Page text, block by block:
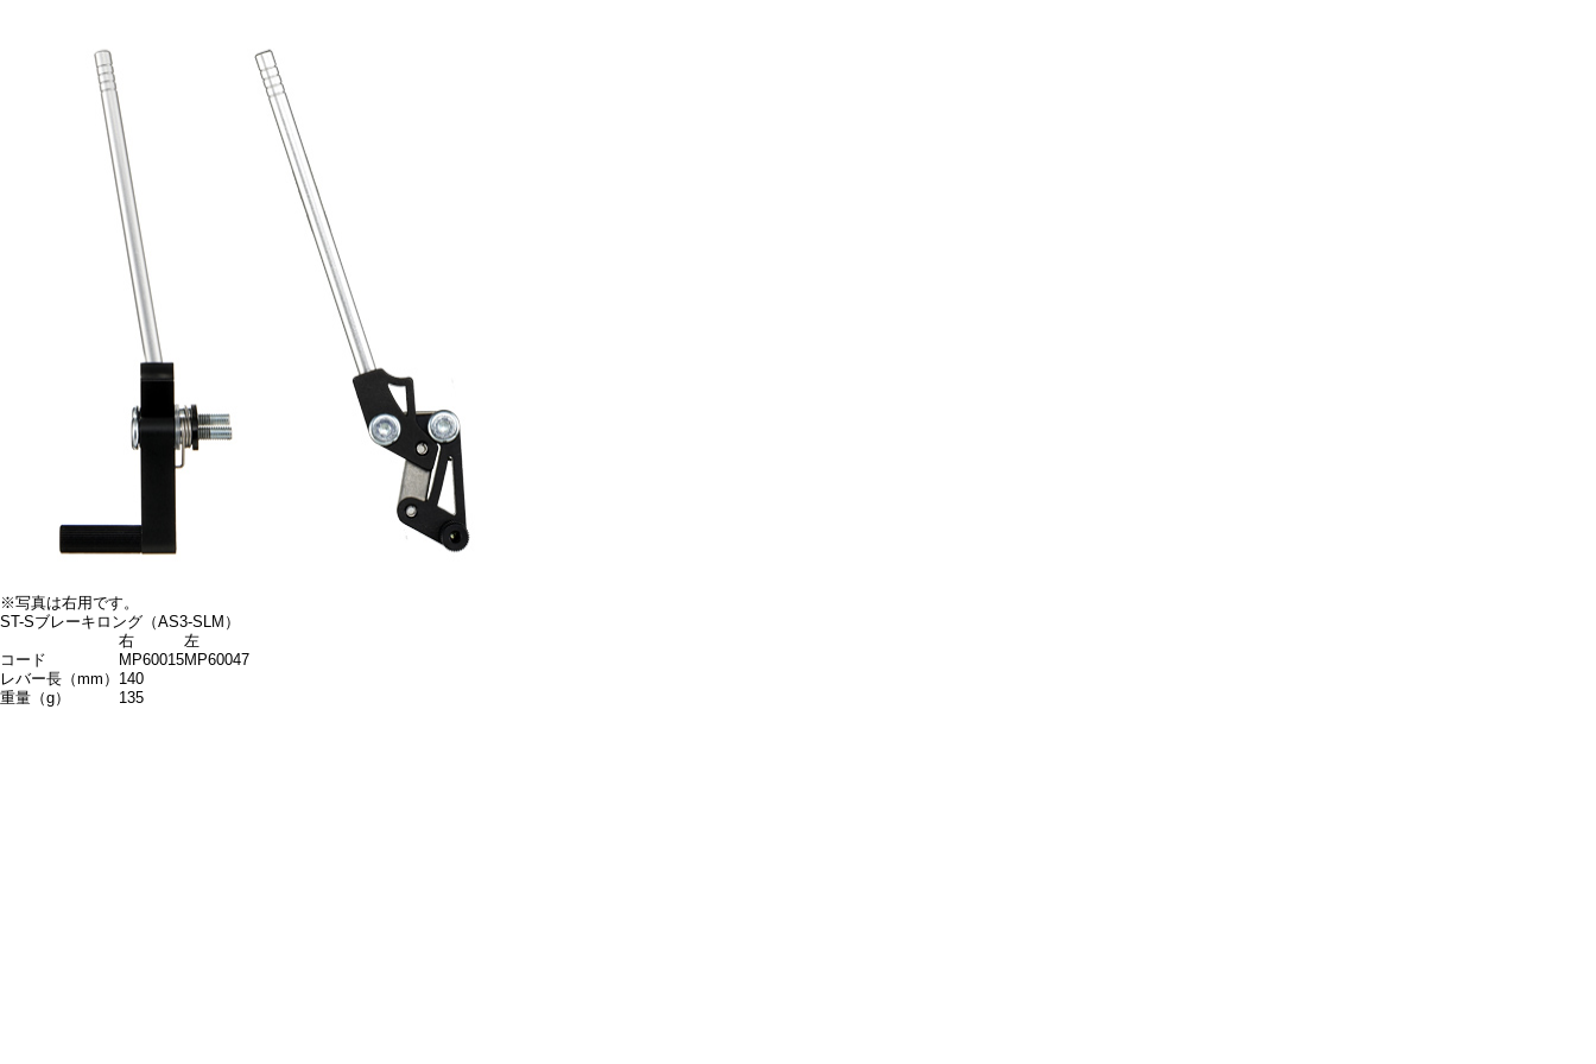
※写真は右用です。
ST-Sブレーキロング（AS3-SLM）
右
左
コード
MP60015MP60047
レバー長（mm） 140
重量（g）
135